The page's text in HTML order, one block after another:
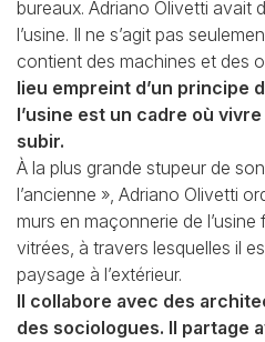
bureaux. Adriano Olivetti avait
l’usine. Il ne s’agit pas
contient des machines et des
lieu empreint d’un principe
l’usine est un cadre où
subir.
À la plus grande stupeur de
l’ancienne », Adriano Olivetti
murs en maçonnerie de l’usine
vitrées, à travers lesquelles il
paysage à l’extérieur.
Il collabore avec des
des sociologues. Il partage